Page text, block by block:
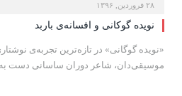
۲۸ فروردین, ۱۳۹۶
نویده گوکانی و افسانه‌ی باربد
«نویده گوگانی» در تازه‌ترین تجربه‌ی
موسیقی‌دان‌، شاعر دوران ساسانی دست